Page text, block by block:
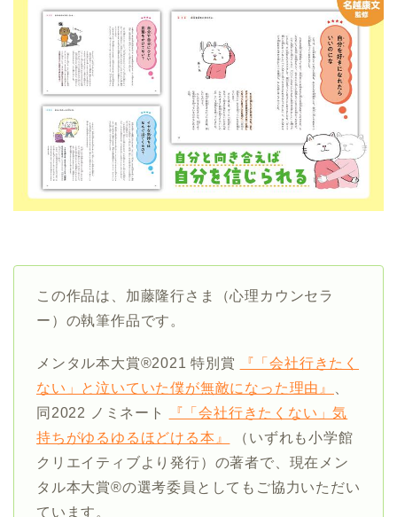
この作品は、加藤隆行さま（心理カウンセラ
ー）の執筆作品です。
メンタル本大賞®2021 特別賞
『「会社行きたく
ない」と泣いていた僕が無敵になった理由』
、
同2022 ノミネート
『「会社行きたくない」気
持ちがゆるゆるほどける本』
（いずれも小学館
クリエイティブより発行）の著者で、現在メン
タル本大賞®の選考委員としてもご協力いただい
ています。